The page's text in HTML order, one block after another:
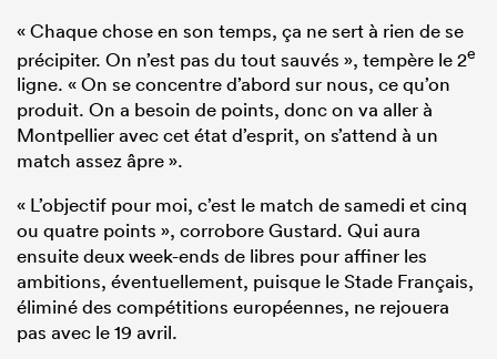
« Chaque chose en son temps, ça ne sert à rien de se
précipiter. On n’est pas du tout sauvés », tempère le 2e
ligne. « On se concentre d’abord sur nous, ce qu’on
produit. On a besoin de points, donc on va aller à
Montpellier avec cet état d’esprit, on s’attend à un
match assez âpre ».
« L’objectif pour moi, c’est le match de samedi et cinq
ou quatre points », corrobore Gustard. Qui aura
ensuite deux week-ends de libres pour affiner les
ambitions, éventuellement, puisque le Stade Français,
éliminé des compétitions européennes, ne rejouera
pas avec le 19 avril.